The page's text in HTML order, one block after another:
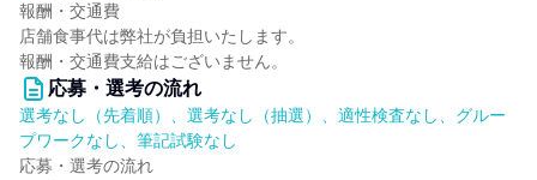
報酬・交通費
店舗食事代は弊社が負担いたします。
報酬・交通費支給はございません。
応募・選考の流れ
選考なし（先着順）、選考なし（抽選）、適性検査なし、グルー
プワークなし、筆記試験なし
応募・選考の流れ